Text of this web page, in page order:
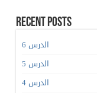
Recent Posts
الدرس 6
الدرس 5
الدرس 4